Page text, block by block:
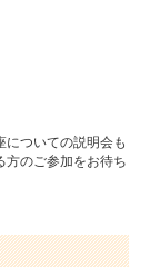
についての説明会も
方のご参加をお待ち